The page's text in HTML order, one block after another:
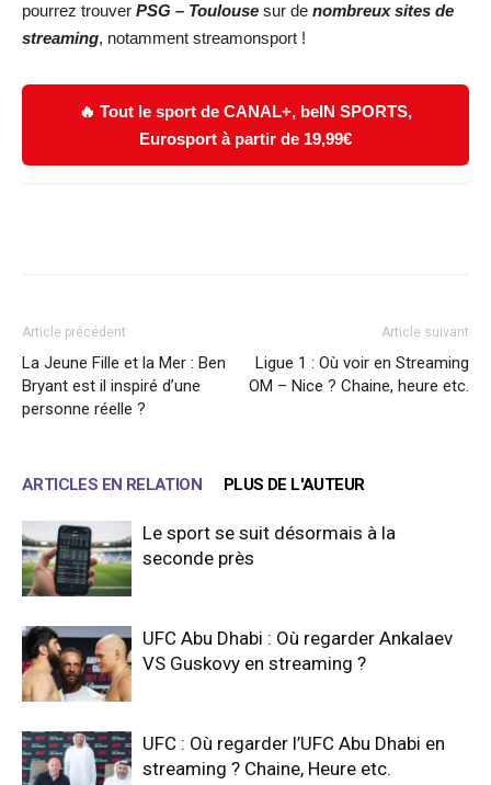
pourrez trouver PSG – Toulouse sur de nombreux sites de
streaming, notamment streamonsport !
🔥 Tout le sport de CANAL+, beIN SPORTS,
Eurosport à partir de 19,99€
Article précédent
La Jeune Fille et la Mer : Ben
Bryant est il inspiré d’une
personne réelle ?
Article suivant
Ligue 1 : Où voir en Streaming
OM – Nice ? Chaine, heure etc.
ARTICLES EN RELATION PLUS DE L'AUTEUR
Le sport se suit désormais à la
seconde près
UFC Abu Dhabi : Où regarder Ankalaev
VS Guskovy en streaming ?
UFC : Où regarder l’UFC Abu Dhabi en
streaming ? Chaine, Heure etc.